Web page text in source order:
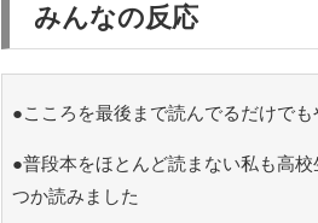
みんなの反応
●こころを最後まで読んでるだけで
●普段本をほとんど読まない私も高
つか読みました